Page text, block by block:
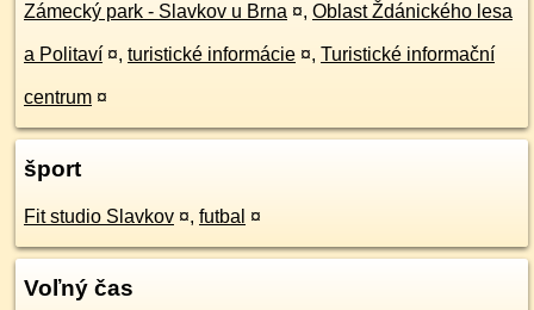
Zámecký park - Slavkov u Brna ¤, Oblast Ždánického lesa
a Politaví ¤, turistické informácie ¤, Turistické informační
centrum ¤
šport
Fit studio Slavkov ¤, futbal ¤
Voľný čas